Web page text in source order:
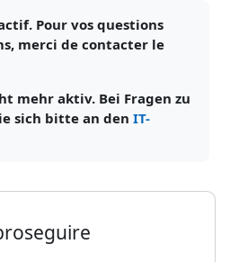
Pour vos questions
merci de contacter le
mehr aktiv. Bei Fragen zu
sich bitte an den IT-